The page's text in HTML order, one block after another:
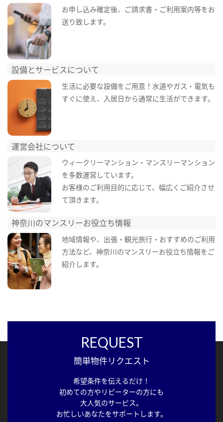
お申し込み確定後、ご請求書・ご利用案内等をお
送り致します。
設備とサービスについて
生活に必要な設備をご用意！水道やガス・電気も
すぐに使え、入居日から通常に生活ができます。
運営会社について
ウィークリーマンション・マンスリーマンション
を多数運営しています。
お客様のご利用目的に応じて、幅広くご紹介させ
て頂きます。
神奈川のマンスリーお役立ち情報
地域情報や、出張・観光旅行・おすすめのご利用
方法など、神奈川のマンスリーお役立ち情報をご
紹介します。
REQUEST
簡単物件リクエスト
希望条件を伝えるだけ！
初めての方やリピーターの方にも
大人気のサービス。
お忙しいあなたをサポートします。